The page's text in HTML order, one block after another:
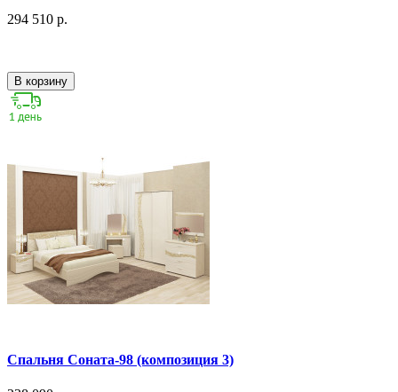
294 510 р.
В корзину
Спальня Соната-98 (композиция 3)